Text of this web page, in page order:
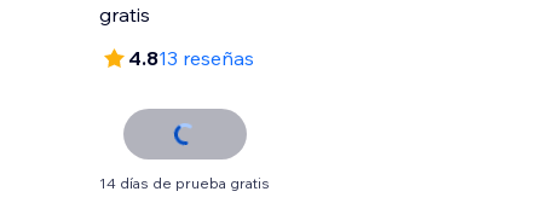
gratis
4.813 reseñas
14 días de prueba gratis